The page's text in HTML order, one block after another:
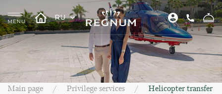
RU
Main page Privilege services Helicopter transfer